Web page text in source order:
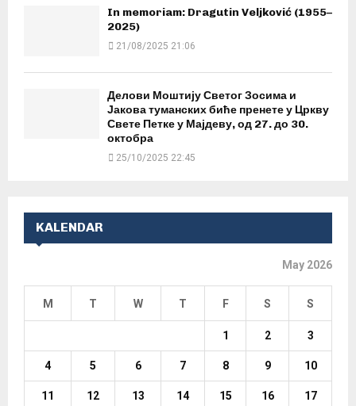
In memoriam: Dragutin Veljković (1955–
2025)
21/08/2025 21:06
Делови Моштију Светог Зосима и
Јакова туманских биће пренете у Цркву
Свете Петке у Мајдеву, од 27. до 30.
октобра
25/10/2025 22:45
KALENDAR
May 2026
M T W T F S S
1 2 3
4 5 6 7 8 9 10
11 12 13 14 15 16 17